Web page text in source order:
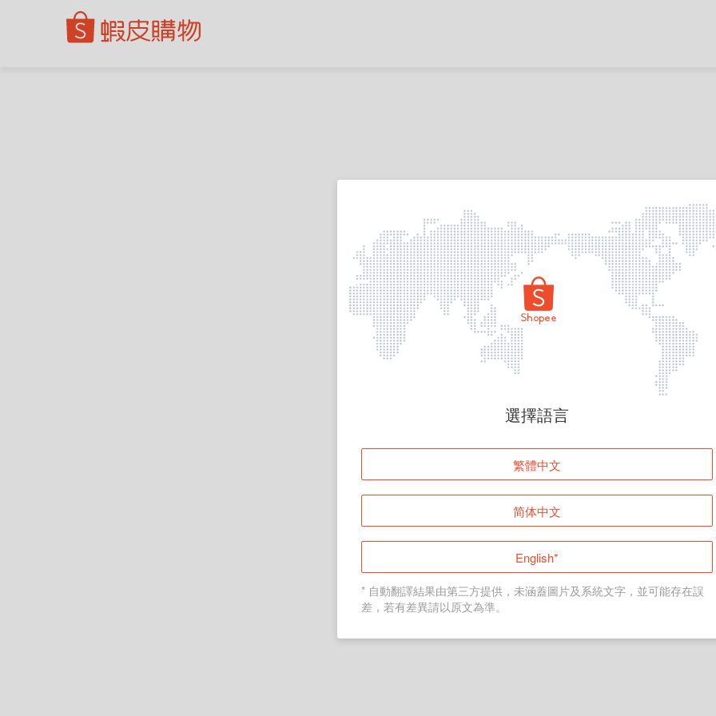
頁面無法顯示
登入
返回首頁
選擇語言
繁體中文
简体中文
English*
* 自動翻譯結果由第三方提供，未涵蓋圖片及系統文字，並可能存在誤
差，若有差異請以原文為準。